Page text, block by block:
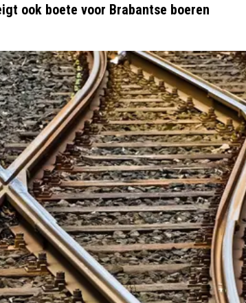
ook boete voor Brabantse boeren